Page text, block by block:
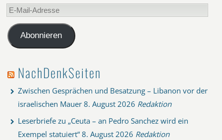
E-
Mail-
AdresseAbonnieren
NachDenkSeiten
Zwischen Gesprächen und Besatzung – Libanon vor der
israelischen Mauer 8. August 2026 Redaktion
Leserbriefe zu „Ceuta – an Pedro Sanchez wird ein
Exempel statuiert“ 8. August 2026 Redaktion